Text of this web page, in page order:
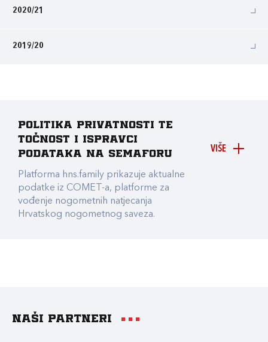
2020/21
2019/20
VIŠE
Politika privatnosti te
točnost i ispravci
podataka na Semaforu
Platforma hns.family prikazuje aktualne
podatke iz COMET-a, platforme za
vođenje nogometnih natjecanja
Hrvatskog nogometnog saveza.
Naši partneri